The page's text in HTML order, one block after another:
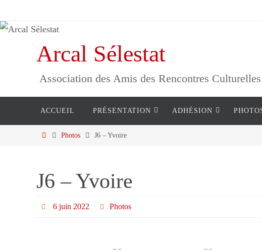
vers
Arcal Sélestat
Association des Amis des Rencontres
ACCUEIL PRÉSENTATION ADHÉSION
HomePhotos J6 – Yvoire
J6 – Yvoire
6 juin 2022 Photos